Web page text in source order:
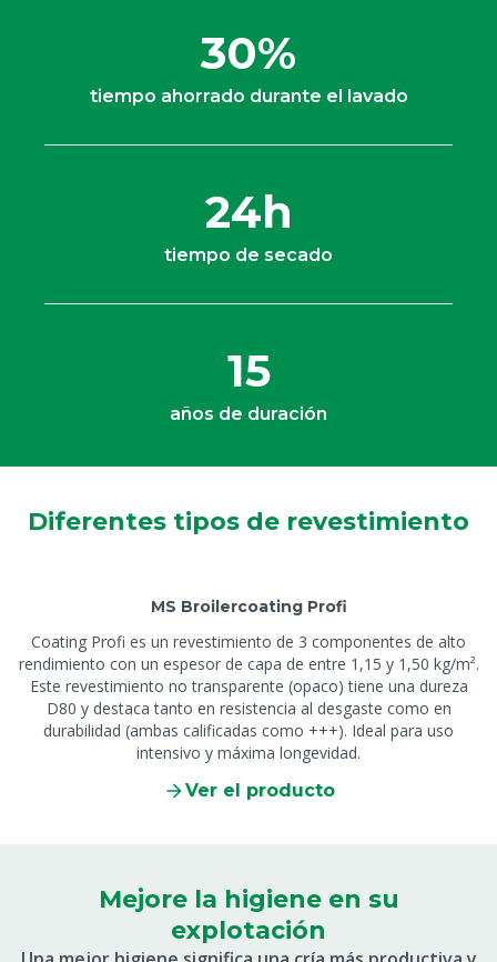
30%
tiempo ahorrado durante el lavado
24h
tiempo de secado
15
años de duración
Diferentes tipos de revestimiento
MS Broilercoating Profi
Coating Profi es un revestimiento de 3 componentes de alto
rendimiento con un espesor de capa de entre 1,15 y 1,50 kg/m².
Este revestimiento no transparente (opaco) tiene una dureza
D80 y destaca tanto en resistencia al desgaste como en
durabilidad (ambas calificadas como +++). Ideal para uso
intensivo y máxima longevidad.
Ver el producto
Mejore la higiene en su
explotación